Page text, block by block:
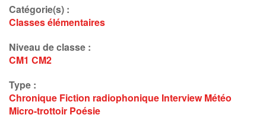
Catégorie(s) :
Classes élémentaires
Niveau de classe :
CM1 CM2
Type :
Chronique Fiction radiophonique Interview Météo
Micro-trottoir Poésie